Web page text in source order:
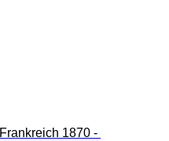
Frankreich 1870 -